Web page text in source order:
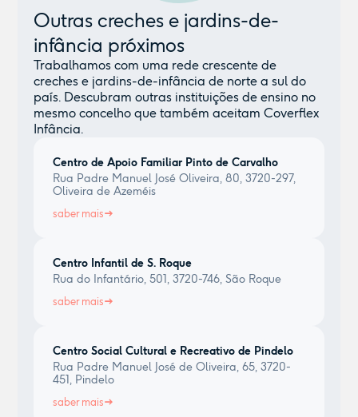
Outras creches e jardins-de-
infância próximos
Trabalhamos com uma rede crescente de
creches e jardins-de-infância de norte a sul do
país. Descubram outras instituições de ensino no
mesmo concelho que também aceitam Coverflex
Infância.
Centro de Apoio Familiar Pinto de Carvalho
Rua Padre Manuel José Oliveira, 80, 3720-297,
Oliveira de Azeméis
saber mais
Centro Infantil de S. Roque
Rua do Infantário, 501, 3720-746, São Roque
saber mais
Centro Social Cultural e Recreativo de Pindelo
Rua Padre Manuel José de Oliveira, 65, 3720-
451, Pindelo
saber mais